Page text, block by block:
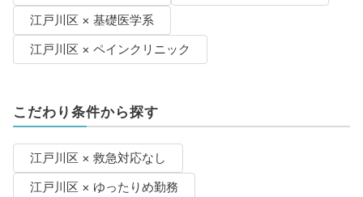
江戸川区 × 基礎医学系
江戸川区 × ペインクリニック
こだわり条件から探す
江戸川区 × 救急対応なし
江戸川区 × ゆったりめ勤務